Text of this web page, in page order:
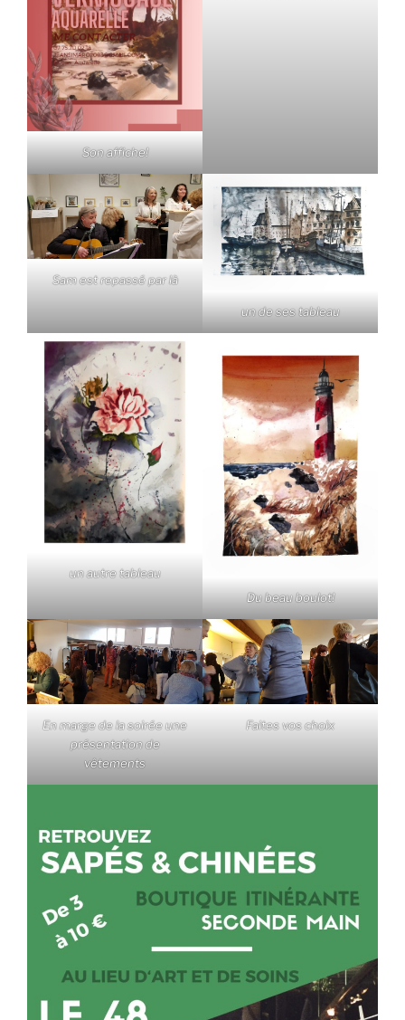
Son affiche!
Sam est repassé par là
un de ses tableau
un autre tableau
Du beau boulot!
En marge de la soirée une
présentation de
vêtements
Faites vos choix